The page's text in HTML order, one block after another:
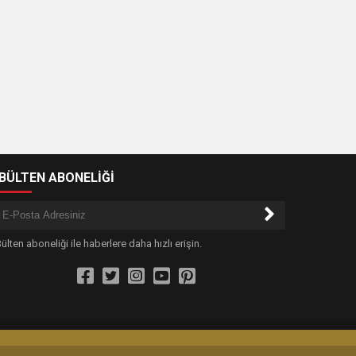
ABONELİĞİ
aboneliği ile haberlere daha hızlı erişin.